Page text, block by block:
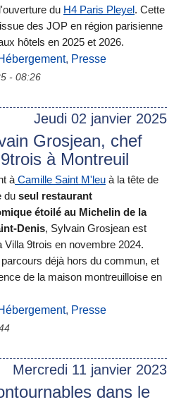
du H4 Paris Pleyel . Cette
des JOP en région parisienne
hôtels en 2025 et 2026.
, Presse
- 08:26
Jeudi 02 janvier 2025
Grosjean, chef
à Montreuil
à Camille Saint M'leu à la tête de
du seul restaurant
étoilé au Michelin de la
Denis, Sylvain Grosjean est
Villa 9trois en novembre 2024.
déjà hors du commun, et
de la maison montreuilloise en
, Presse
Mercredi 11 janvier 2023
dans le